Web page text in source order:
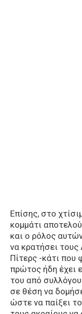
Επίσης, στο
κομμάτι
και ο ρόλος
να κρατήσει τους
Πίτερς -κάτι που
πρώτος ήδη έχει
του από
σε θέση να
ώστε να παίξει